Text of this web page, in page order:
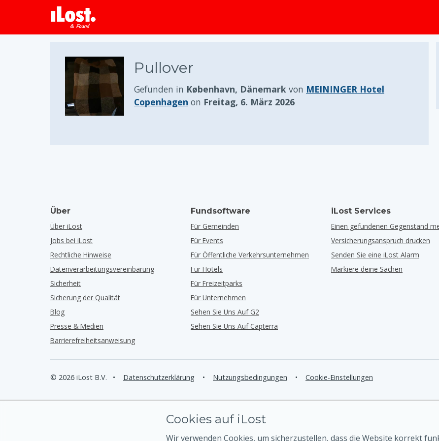
Pullover
Gefunden in København, Dänemark von MEININGER Hotel
Copenhagen on Freitag, 6. März 2026
Über
Über iLost
Jobs bei iLost
Rechtliche Hinweise
Datenverarbeitungsvereinbarung
Sicherheit
Sicherung der Qualität
Blog
Presse & Medien
Barrierefreiheitsanweisung
Fundsoftware
Für Gemeinden
Für Events
Für Öffentliche Verkehrsunternehmen
Für Hotels
Für Freizeitparks
Für Unternehmen
Sehen Sie Uns Auf G2
Sehen Sie Uns Auf Capterra
iLost Services
Einen gefundenen Gegenstand
Versicherungsanspruch drucken
Senden Sie eine iLost Alarm
Markiere deine Sachen
© 2026 iLost B.V. • Datenschutzerklärung • Nutzungsbedingungen • Cookie-Einstellungen
Cookies auf iLost
Wir verwenden Cookies, um sicherzustellen, dass die Website korrekt